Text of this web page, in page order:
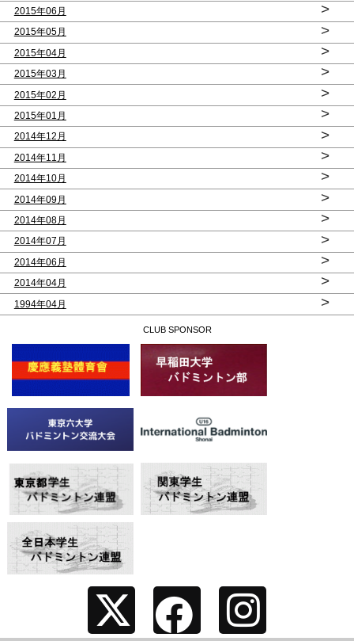
2015年06月 >
2015年05月 >
2015年04月 >
2015年03月 >
2015年02月 >
2015年01月 >
2014年12月 >
2014年11月 >
2014年10月 >
2014年09月 >
2014年08月 >
2014年07月 >
2014年06月 >
2014年04月 >
1994年04月 >
CLUB SPONSOR